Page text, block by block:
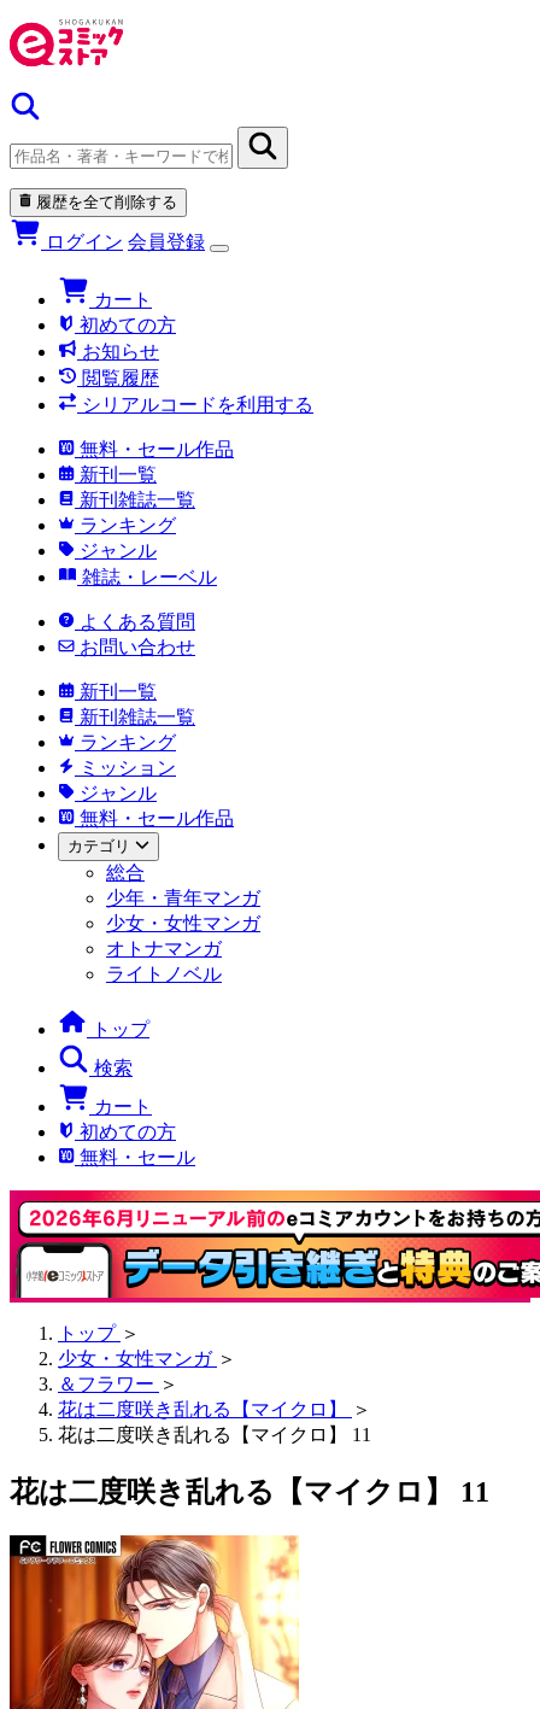
履歴を全て削除する
ログイン 会員登録
カート
初めての方
お知らせ
閲覧履歴
シリアルコードを利用する
無料・セール作品
新刊一覧
新刊雑誌一覧
ランキング
ジャンル
雑誌・レーベル
よくある質問
お問い合わせ
新刊一覧
新刊雑誌一覧
ランキング
ミッション
ジャンル
無料・セール作品
カテゴリ
総合
少年・青年マンガ
少女・女性マンガ
オトナマンガ
ライトノベル
トップ
検索
カート
初めての方
無料・セール
トップ ＞
少女・女性マンガ ＞
＆フラワー ＞
花は二度咲き乱れる【マイクロ】
＞
花は二度咲き乱れる【マイクロ】 11
花は二度咲き乱れる【マイクロ】 11